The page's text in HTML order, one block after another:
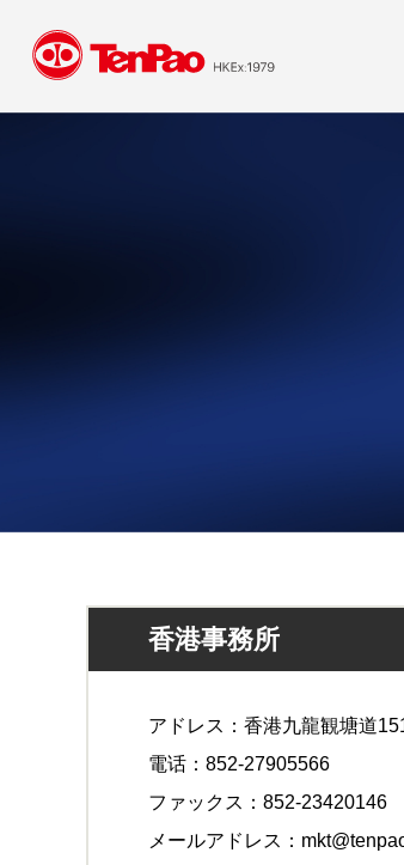
香港事務所
アドレス：香港九龍観塘道
電话：852-27905566
ファックス：852-23420146
メールアドレス：